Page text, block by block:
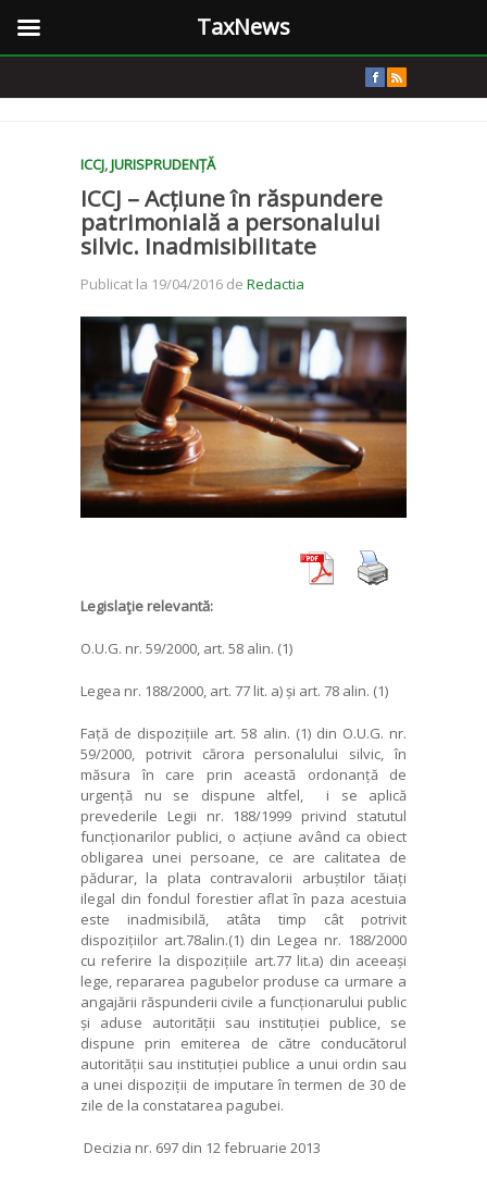
ICCJ,JURISPRUDENȚĂ
ICCJ – Acțiune în răspundere
patrimonială a personalului
silvic. Inadmisibilitate
Publicat la 19/04/2016 de Redactia
Legislaţie relevantă:
O.U.G. nr. 59/2000, art. 58 alin. (1)
Legea nr. 188/2000, art. 77 lit. a) și art. 78 alin. (1)
Față de dispozițiile art. 58 alin. (1) din O.U.G. nr.
59/2000, potrivit cărora personalului silvic, în
măsura în care prin această ordonanță de
urgență nu se dispune altfel, i se aplică
prevederile Legii nr. 188/1999 privind statutul
funcționarilor publici, o acțiune având ca obiect
obligarea unei persoane, ce are calitatea de
pădurar, la plata contravalorii arbuștilor tăiați
ilegal din fondul forestier aflat în paza acestuia
este inadmisibilă, atâta timp cât potrivit
dispozițiilor art.78alin.(1) din Legea nr. 188/2000
cu referire la dispozițiile art.77 lit.a) din aceeași
lege, repararea pagubelor produse ca urmare a
angajării răspunderii civile a funcționarului public
și aduse autorității sau instituției publice, se
dispune prin emiterea de către conducătorul
autorității sau instituției publice a unui ordin sau
a unei dispoziții de imputare în termen de 30 de
zile de la constatarea pagubei.
Decizia nr. 697 din 12 februarie 2013
TaxNews